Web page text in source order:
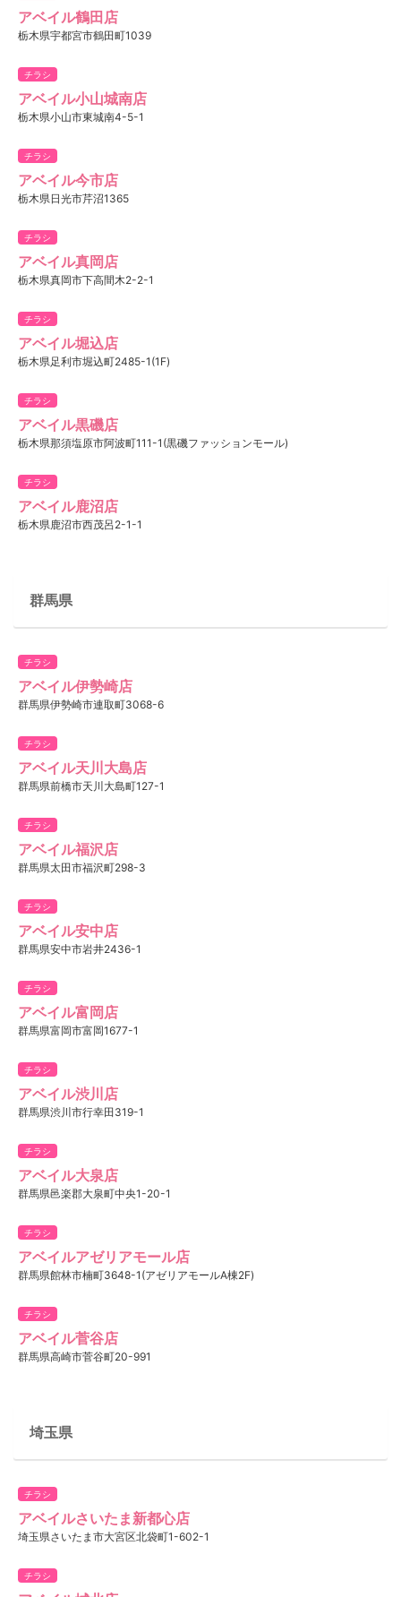
アベイル鶴田店
栃木県宇都宮市鶴田町1039
チラシ
アベイル小山城南店
栃木県小山市東城南4-5-1
チラシ
アベイル今市店
栃木県日光市芹沼1365
チラシ
アベイル真岡店
栃木県真岡市下高間木2-2-1
チラシ
アベイル堀込店
栃木県足利市堀込町2485-1(1F)
チラシ
アベイル黒磯店
栃木県那須塩原市阿波町111-1(黒磯ファッションモール)
チラシ
アベイル鹿沼店
栃木県鹿沼市西茂呂2-1-1
群馬県
チラシ
アベイル伊勢崎店
群馬県伊勢崎市連取町3068-6
チラシ
アベイル天川大島店
群馬県前橋市天川大島町127-1
チラシ
アベイル福沢店
群馬県太田市福沢町298-3
チラシ
アベイル安中店
群馬県安中市岩井2436-1
チラシ
アベイル富岡店
群馬県富岡市富岡1677-1
チラシ
アベイル渋川店
群馬県渋川市行幸田319-1
チラシ
アベイル大泉店
群馬県邑楽郡大泉町中央1-20-1
チラシ
アベイルアゼリアモール店
群馬県館林市楠町3648-1(アゼリアモールA棟2F)
チラシ
アベイル菅谷店
群馬県高崎市菅谷町20-991
埼玉県
チラシ
アベイルさいたま新都心店
埼玉県さいたま市大宮区北袋町1-602-1
チラシ